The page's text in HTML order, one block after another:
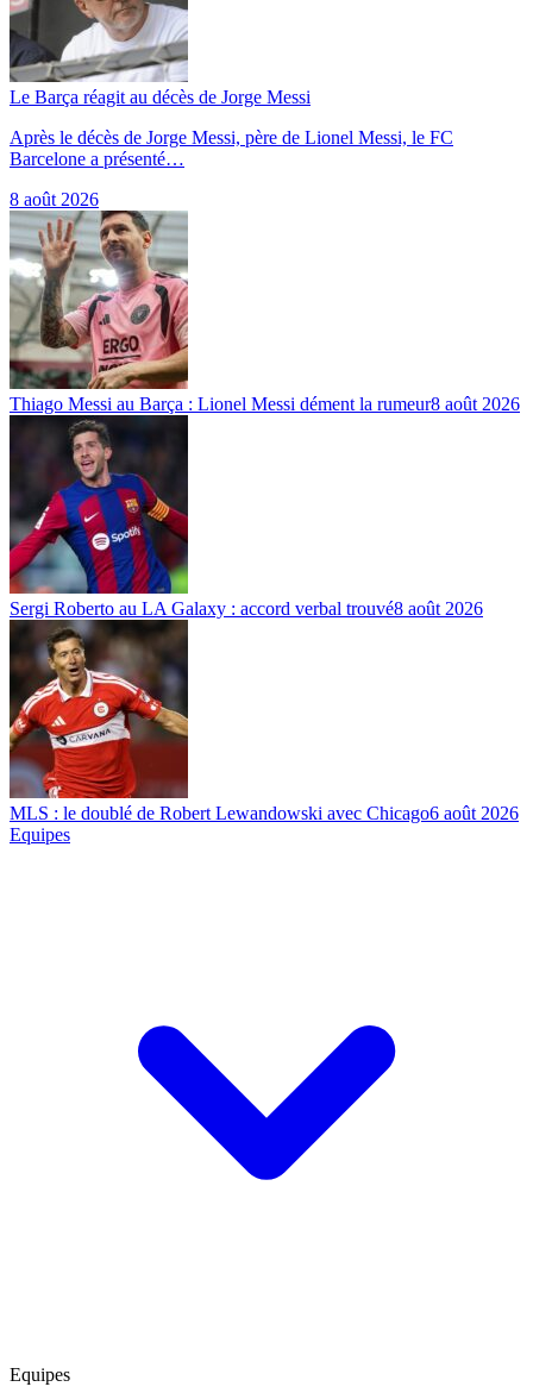
Le Barça réagit au décès de Jorge Messi
Après le décès de Jorge Messi, père de Lionel Messi, le FC
Barcelone a présenté…
8 août 2026
Thiago Messi au Barça : Lionel Messi dément la rumeur8 août 2026
Sergi Roberto au LA Galaxy : accord verbal trouvé8 août 2026
MLS : le doublé de Robert Lewandowski avec Chicago6 août 2026
Equipes
Equipes